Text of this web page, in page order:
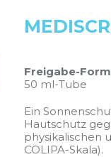
Freigabe-
50 ml-Tube
Ein
Hautschutz
physikalischen
COLIPA-Skala).